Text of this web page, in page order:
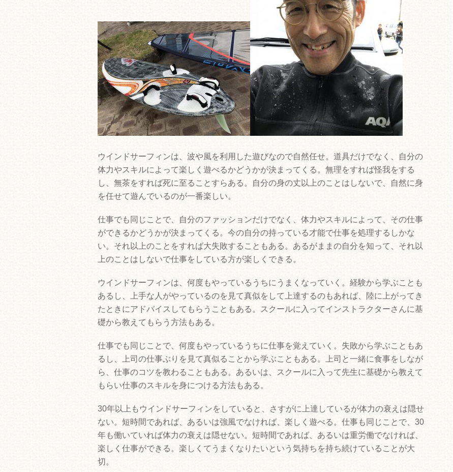
ウインドサーフィンは、波や風を利用した遊びなので自然任せ。道具だけでなく、自分の
体力やスキルによって楽しく遊べるかどうかが決まってくる。無理をすれば怪我をする
し、無茶をすれば死に至ることすらある。自分の身の丈以上のことはしないで、自然に身
を任せて遊んでいるのが一番楽しい。
仕事でも同じことで、自分のファッションだけでなく、体力やスキルによって、その仕事
ができるかどうかが決まってくる。今の自分の持っている才能で仕事を処理するしかな
い。それ以上のことをすれば大失敗することもある。あるがままの自分を知って、それ以
上のことはしないで仕事をしている方が楽しくできる。
ウインドサーフィンは、何度もやっているうちにうまくなっていく。経験から学ぶことも
あるし、上手な人がやっているのを見て真似をして上達するのもあれば、陸に上がってき
たときにアドバイスしてもらうこともある。スクールに入ってインストラクターさんに基
礎から教えてもらう方法もある。
仕事でも同じことで、何度もやっているうちに仕事を覚えていく。失敗から学ぶこともあ
るし、上司の仕事ぶりを見て真似ることから学ぶこともある。上司と一緒に食事をしなが
ら、仕事のコツを教わることもある。あるいは、スクールに入って先生に基礎から教えて
もらい仕事のスキルを身につける方法もある。
30年以上もウインドサーフィンをしていると、さすがに上達しているが体力の衰えは隠せ
ない。短時間であれば、あるいは強風でなければ、楽しく遊べる。仕事も同じことで、30
年も働いていれば体力の衰えは隠せない。短時間であれば、あるいは重労働でなければ、
楽しく仕事ができる。楽しくてうまくなりたいという気持ちを持ち続けていることが大
切。